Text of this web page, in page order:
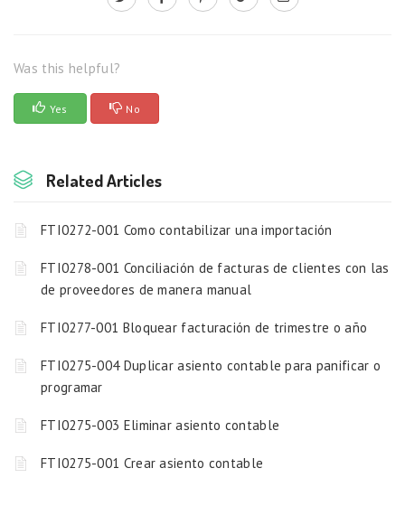
Was this helpful?
Yes No
Related Articles
FTI0272-001 Como contabilizar una importación
FTI0278-001 Conciliación de facturas de clientes con las
de proveedores de manera manual
FTI0277-001 Bloquear facturación de trimestre o año
FTI0275-004 Duplicar asiento contable para panificar o
programar
FTI0275-003 Eliminar asiento contable
FTI0275-001 Crear asiento contable